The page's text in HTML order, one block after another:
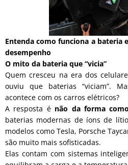
Entenda como funciona a bateria
desempenho
O mito da bateria que “vicia”
Quem cresceu na era dos
ouviu que baterias “viciam”.
acontece com os carros elétricos?
A resposta é não da forma
baterias modernas de íons de
modelos como Tesla, Porsche
são muito mais sofisticadas.
Elas contam com sistemas